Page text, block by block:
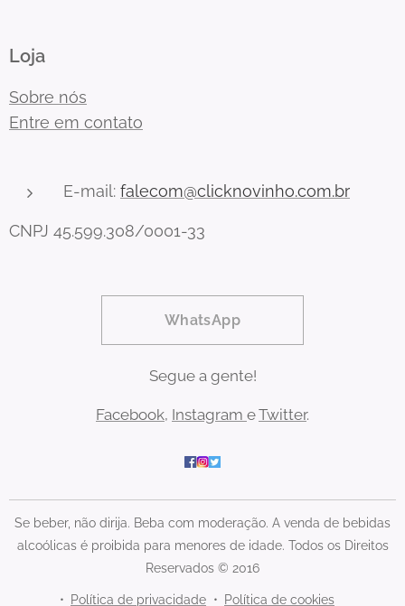
Loja
Sobre nós
Entre em contato
E-mail: falecom@clicknovinho.com.br
CNPJ 45.599.308/0001-33
WhatsApp
Segue a gente!
Facebook, Instagram eTwitter.
Se beber, não dirija. Beba com moderação. A venda de bebidas
alcoólicas é proibida para menores de idade. Todos os Direitos
Reservados © 2016
Política de privacidade Política de cookies